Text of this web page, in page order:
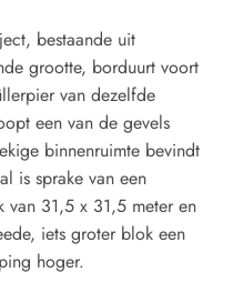
bestaande uit
grootte, borduurt voort
van dezelfde
een van de gevels
binnenruimte bevindt
is sprake van een
van 31,5 x 31,5 meter en
iets groter blok een
hoger.